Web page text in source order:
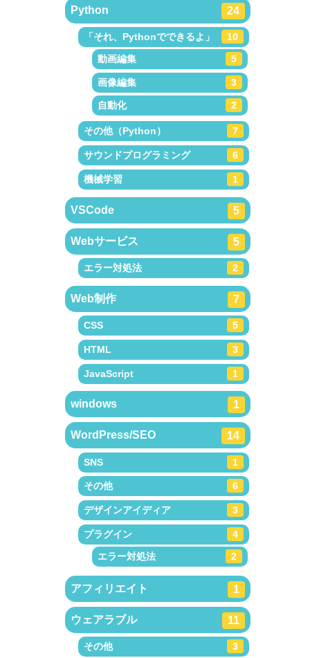
Python 24
「それ、Pythonでできるよ」
10
動画編集
5
画像編集 3
自動化 2
その他（Python） 7
サウンドプログラミング 6
機械学習 1
VSCode 5
Webサービス 5
エラー対処法 2
Web制作 7
CSS 5
HTML 3
JavaScript 1
windows 1
WordPress/SEO 14
SNS 1
その他 6
デザインアイディア 3
プラグイン
4
エラー対処法
2
アフィリエイト 1
ウェアラブル 11
その他 3